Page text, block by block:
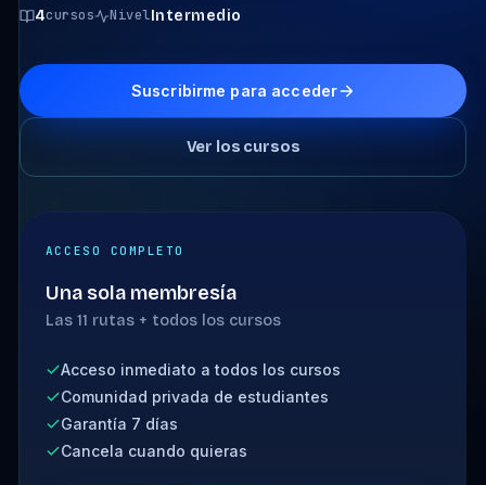
4cursos NivelIntermedio
Suscribirme para acceder
Ver los cursos
ACCESO COMPLETO
Una sola membresía
Las 11 rutas + todos los cursos
Acceso inmediato a todos los cursos
Comunidad privada de estudiantes
Garantía 7 días
Cancela cuando quieras